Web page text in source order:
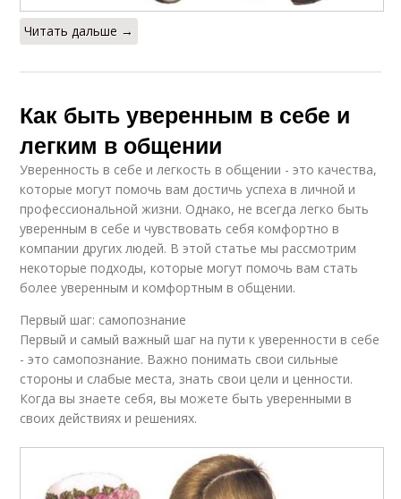
Читать дальше →
Как быть уверенным в себе и
легким в общении
Уверенность в себе и легкость в общении - это качества,
которые могут помочь вам достичь успеха в личной и
профессиональной жизни. Однако, не всегда легко быть
уверенным в себе и чувствовать себя комфортно в
компании других людей. В этой статье мы рассмотрим
некоторые подходы, которые могут помочь вам стать
более уверенным и комфортным в общении.
Первый шаг: самопознание
Первый и самый важный шаг на пути к уверенности в себе
- это самопознание. Важно понимать свои сильные
стороны и слабые места, знать свои цели и ценности.
Когда вы знаете себя, вы можете быть уверенными в
своих действиях и решениях.